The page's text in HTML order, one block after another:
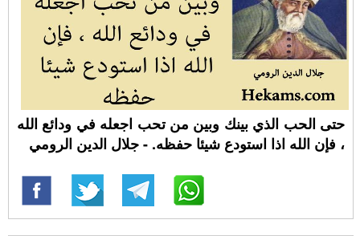
حتى الحب الذي بينك وبين من تحب اجعله في ودائع الله
، فإن الله اذا استودع شيئا حفظه. - جلال الدين الرومي